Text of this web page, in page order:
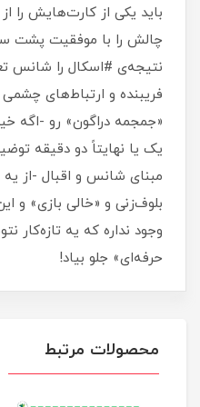
باید یکی از کارت‌هایش را
چالش را با موفقیت پشت سر
نتیجه‌ی #اسکال را شانس
فریبنده و ارتباط‌های
«جمجمه دراگون» رو -اگه
یک یا نهایتاً دو دقیقه
مبنای شانس و اقبال -از
بلوف‌زنی و «خالی بازی» و
وجود نداره که یه تازه‌کار
حرفه‌ای» جلو بیاد!
محصولات مرتبط